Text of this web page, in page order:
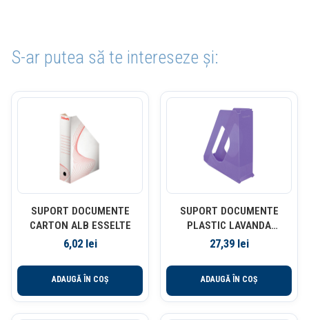
S-ar putea să te intereseze și:
SUPORT DOCUMENTE
CARTON ALB ESSELTE
6,02 lei
ADAUGĂ ÎN COȘ
SUPORT DOCUMENTE
PLASTIC LAVANDA
RECICLABIL
27,39 lei
ADAUGĂ ÎN COȘ